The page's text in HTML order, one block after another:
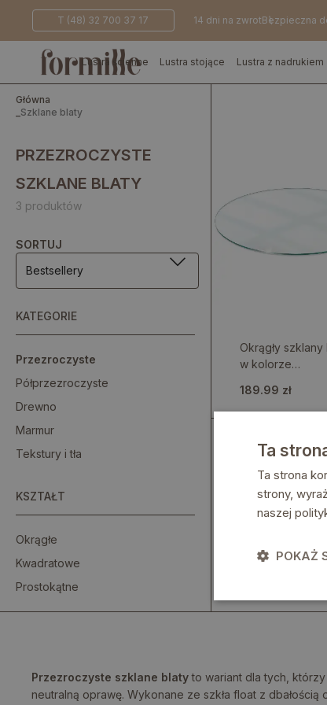
T (48) 32 700 37 17 14 dni na zwrotBezpieczna
Lustra ścienne Lustra stojące Lustra z nadrukiem
Główna
Szklane blaty
PRZEZROCZYSTE
SZKLANE BLATY
3 produktów
SORTUJ
Bestsellery
KATEGORIE
Przezroczyste
Półprzezroczyste
Drewno
Marmur
Tekstury i tła
KSZTAŁT
Okrągłe
Kwadratowe
Prostokątne
Okrągły szklany
w kolorze
189.99 zł
Przezroczyste szklane blatyto wariant dla tych,
neutralną oprawę. Wykonane ze szkła float z
Ta
Ta strona
strony,
naszej
POKAŻ